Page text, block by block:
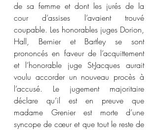
de sa femme et dont les jurés de la
cour d’assises l’avaient trouvé
coupable. Les honorables juges Dorion,
Hall, Bernier et Bartley se sont
prononcés en faveur de l’acquittement
et l’honorable juge St-Jacques aurait
voulu accorder un nouveau procès à
l’accusé. Le jugement majoritaire
déclare qu’il est en preuve que
madame Grenier est morte d’une
syncope de cœur et que tout le reste de